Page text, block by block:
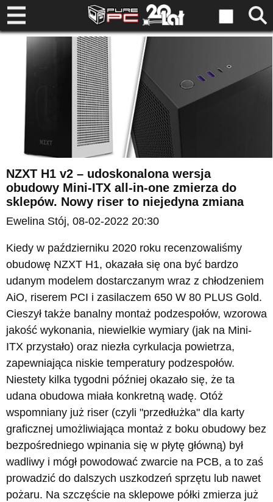
NZXT H1 v2 – udoskonalona wersja
obudowy Mini-ITX all-in-one zmierza do
sklepów. Nowy riser to niejedyna zmiana
Ewelina Stój, 08-02-2022 20:30
Kiedy w październiku 2020 roku recenzowaliśmy
obudowę NZXT H1, okazała się ona być bardzo
udanym modelem dostarczanym wraz z chłodzeniem
AiO, riserem PCI i zasilaczem 650 W 80 PLUS Gold.
Cieszył także banalny montaż podzespołów, wzorowa
jakość wykonania, niewielkie wymiary (jak na Mini-
ITX przystało) oraz niezła cyrkulacja powietrza,
zapewniająca niskie temperatury podzespołów.
Niestety kilka tygodni później okazało się, że ta
udana obudowa miała konkretną wadę. Otóż
wspomniany już riser (czyli "przedłużka" dla karty
graficznej umożliwiająca montaż z boku obudowy bez
bezpośredniego wpinania się w płytę główną) był
wadliwy i mógł powodować zwarcie na PCB, a to zaś
prowadzić do dalszych uszkodzeń sprzętu lub nawet
pożaru. Na szczęście na sklepowe półki zmierza już